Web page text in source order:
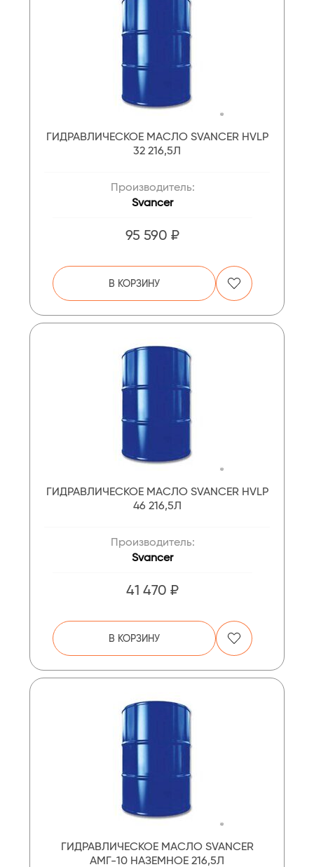
ГИДРАВЛИЧЕСКОЕ МАСЛО SVANCER HVLP
32 216,5Л
Производитель:
Svancer
95 590 ₽
В КОРЗИНУ
ГИДРАВЛИЧЕСКОЕ МАСЛО SVANCER HVLP
46 216,5Л
Производитель:
Svancer
41 470 ₽
В КОРЗИНУ
ГИДРАВЛИЧЕСКОЕ МАСЛО SVANCER
АМГ-10 НАЗЕМНОЕ 216,5Л